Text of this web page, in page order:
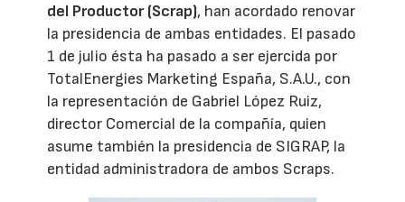
del Productor (Scrap), han acordado renovar
la presidencia de ambas entidades. El pasado
1 de julio ésta ha pasado a ser ejercida por
TotalEnergies Marketing España, S.A.U., con
la representación de Gabriel López Ruiz,
director Comercial de la compañía, quien
asume también la presidencia de SIGRAP, la
entidad administradora de ambos Scraps.